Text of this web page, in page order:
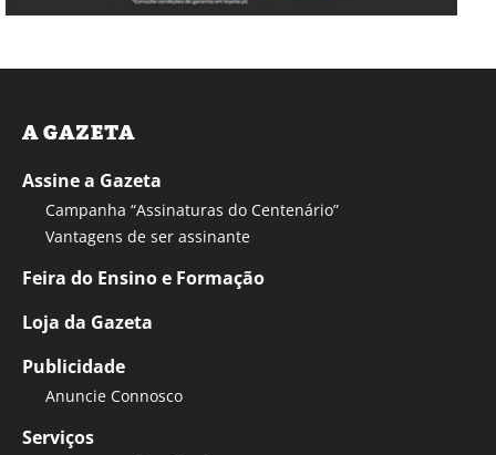
A GAZETA
Assine a Gazeta
Campanha “Assinaturas do Centenário”
Vantagens de ser assinante
Feira do Ensino e Formação
Loja da Gazeta
Publicidade
Anuncie Connosco
Serviços